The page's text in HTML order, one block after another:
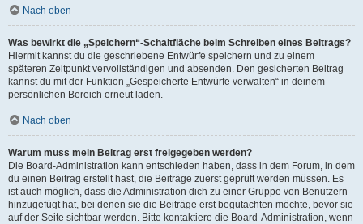
Nach oben
Was bewirkt die „Speichern“-Schaltfläche beim Schreiben eines Beitrags?
Hiermit kannst du die geschriebene Entwürfe speichern und zu einem
späteren Zeitpunkt vervollständigen und absenden. Den gesicherten Beitrag
kannst du mit der Funktion „Gespeicherte Entwürfe verwalten“ in deinem
persönlichen Bereich erneut laden.
Nach oben
Warum muss mein Beitrag erst freigegeben werden?
Die Board-Administration kann entschieden haben, dass in dem Forum, in dem
du einen Beitrag erstellt hast, die Beiträge zuerst geprüft werden müssen. Es
ist auch möglich, dass die Administration dich zu einer Gruppe von Benutzern
hinzugefügt hat, bei denen sie die Beiträge erst begutachten möchte, bevor sie
auf der Seite sichtbar werden. Bitte kontaktiere die Board-Administration, wenn